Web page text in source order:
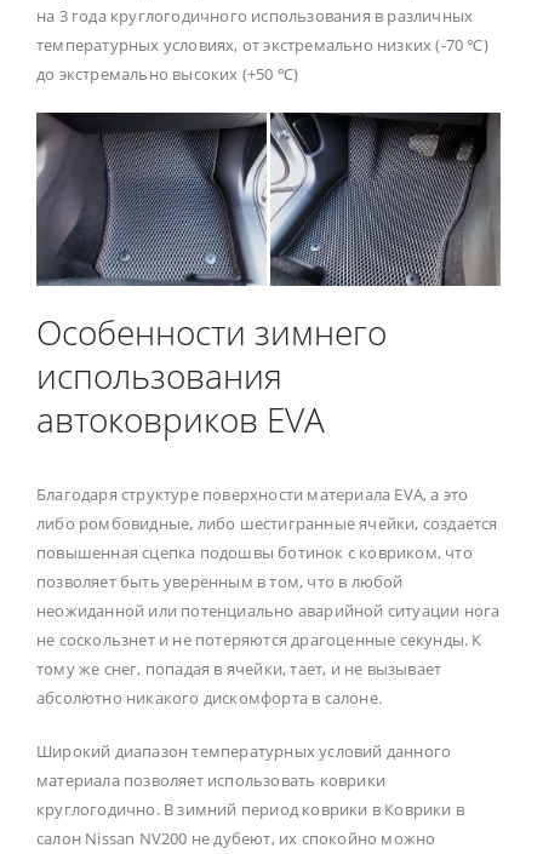
на 3 года круглогодичного использования в различных
температурных условиях, от экстремально низких (-70 ℃)
до экстремально высоких (+50 ℃)
Особенности зимнего
использования
автоковриков EVA
Благодаря структуре поверхности материала EVA, а это
либо ромбовидные, либо шестигранные ячейки, создается
повышенная сцепка подошвы ботинок с ковриком, что
позволяет быть уверенным в том, что в любой
неожиданной или потенциально аварийной ситуации нога
не соскользнет и не потеряются драгоценные секунды. К
тому же снег, попадая в ячейки, тает, и не вызывает
абсолютно никакого дискомфорта в салоне.
Широкий диапазон температурных условий данного
материала позволяет использовать коврики
круглогодично. В зимний период коврики в Коврики в
салон Nissan NV200 не дубеют, их спокойно можно